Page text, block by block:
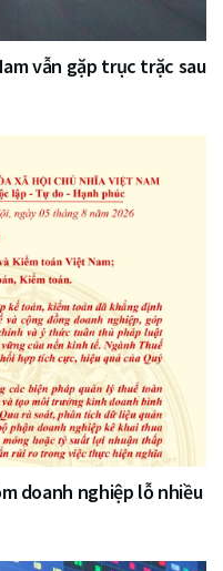
vẫn gặp trục trặc sau
doanh nghiệp lỗ nhiều